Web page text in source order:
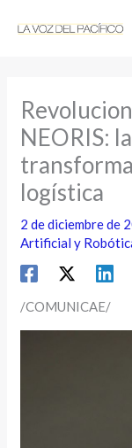
NEORIS:
logística
2 de diciembre de
Artificial y
/COMUNICAE/